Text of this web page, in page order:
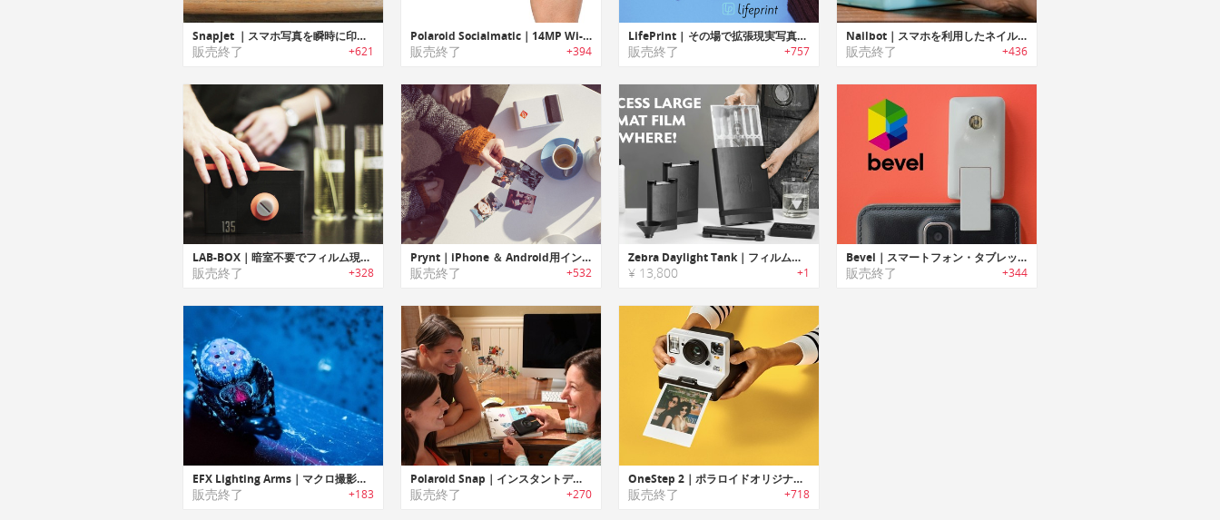
SnapJet ｜スマホ写真を瞬時に印刷するポラロイドフィルムプリンター
販売終了 +621
Polaroid Socialmatic｜14MP Wi-Fi デジタル インスタントカメラ ポラロイドソーシャルマティック
販売終了 +394
LifePrint | その場で拡張現実写真を印刷可能なプリンター「ライフプリント」
販売終了 +757
Nailbot｜スマホを利用したネイルアートプリンター「ネイルボット」
販売終了 +436
LAB-BOX｜暗室不要でフィルム現像可能なマルチフォーマットフィルムタンク「ラブボックス」
販売終了 +328
Prynt｜iPhone ＆ Android用インスタントカメラ プリント
販売終了 +532
Zebra Daylight Tank｜フィルム、乾板、印画紙の現像を、どこでも簡単・安全に行える完全遮光の現像システム
¥ 13,800 +1
Bevel｜スマートフォン・タブレット用3D写真撮影デバイス「ベベル」
販売終了 +344
EFX Lighting Arms｜マクロ撮影に最適な写真撮影用照明アームシステム「EFXライトニングアームエス」
販売終了 +183
Polaroid Snap｜インスタントデジタルカメラ「ポラロイドスナップ」
販売終了 +270
OneStep 2｜ポラロイドオリジナルアナログインスタントカメラ「ワンステップ2」
販売終了 +718